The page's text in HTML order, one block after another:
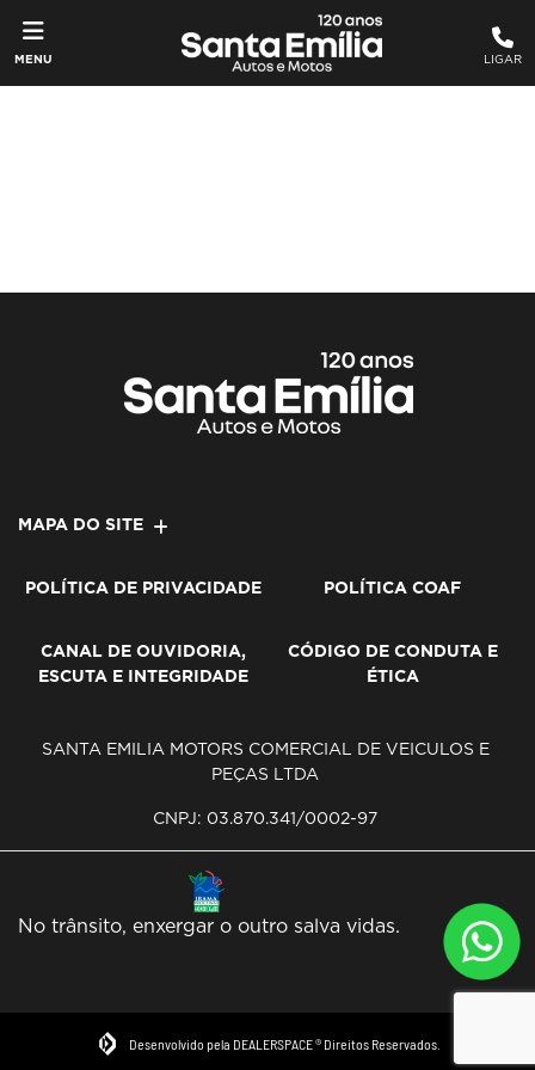
MENU LIGAR
MAPA DO SITE
POLÍTICA DE PRIVACIDADE POLÍTICA COAF
CANAL DE OUVIDORIA,
ESCUTA E INTEGRIDADE
CÓDIGO DE CONDUTA E
ÉTICA
SANTA EMILIA MOTORS COMERCIAL DE VEICULOS E
PEÇAS LTDA
CNPJ: 03.870.341/0002-97
No trânsito, enxergar o outro salva vidas.
Desenvolvido pela DEALERSPACE ® Direitos Reservados.